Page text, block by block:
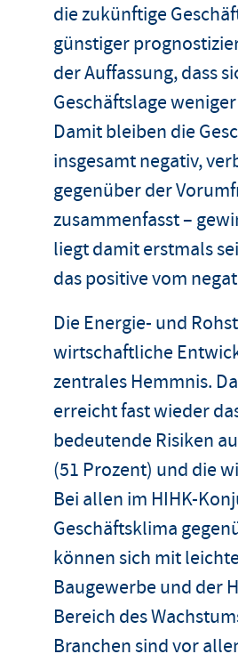
die zukünftige
günstiger
der Auffassung, dass
Geschäftslage
Damit bleiben die
insgesamt negativ,
gegenüber der
zusammenfasst –
liegt damit erstmals
das positive vom
Die Energie- und
wirtschaftliche
zentrales Hemmnis.
erreicht fast wieder
bedeutende Risiken
(51 Prozent) und die
Bei allen im HIHK-
Geschäftsklima
können sich mit
Baugewerbe und der
Bereich des
Branchen sind vor